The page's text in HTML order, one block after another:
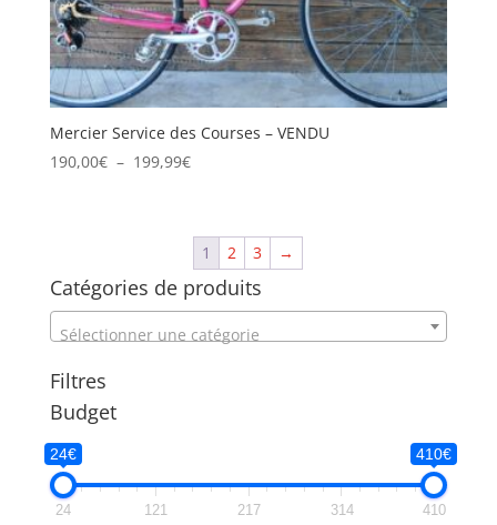
Mercier Service des Courses – VENDU
190,00€ – 199,99€Plage
190,00€
199,99€
1 2 3 →
Catégories de produits
Sélectionner une catégorie
Filtres
Budget
24€ 410€
24 121 217 314 410